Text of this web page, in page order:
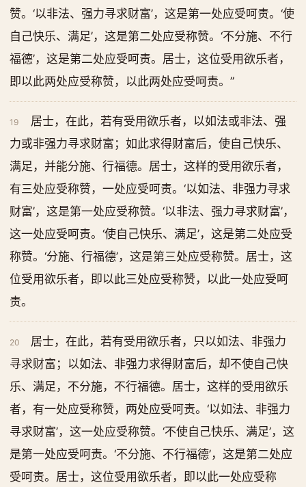
赞。‘以非法、强力寻求财富’，这是第一处应受呵责。‘使
自己快乐、满足’，这是第二处应受称赞。‘不分施、不行
福德’，这是第二处应受呵责。居士，这位受用欲乐者，
即以此两处应受称赞，以此两处应受呵责。”
19
居士，在此，若有受用欲乐者，以如法或非法、强
力或非强力寻求财富；如此求得财富后，使自己快乐、
满足，并能分施、行福德。居士，这样的受用欲乐者，
有三处应受称赞，一处应受呵责。‘以如法、非强力寻求
财富’，这是第一处应受称赞。‘以非法、强力寻求财富’，
这一处应受呵责。‘使自己快乐、满足’，这是第二处应受
称赞。‘分施、行福德’，这是第三处应受称赞。居士，这
位受用欲乐者，即以此三处应受称赞，以此一处应受呵
责。
20
居士，在此，若有受用欲乐者，只以如法、非强力
寻求财富；以如法、非强力求得财富后，却不使自己快
乐、满足，不分施，不行福德。居士，这样的受用欲乐
者，有一处应受称赞，两处应受呵责。‘以如法、非强力
寻求财富’，这一处应受称赞。‘不使自己快乐、满足’，这
是第一处应受呵责。‘不分施、不行福德’，这是第二处应
受呵责。居士，这位受用欲乐者，即以此一处应受称